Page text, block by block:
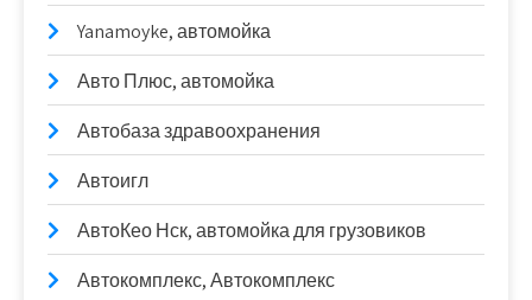
Yanamoyke, автомойка
Авто Плюс, автомойка
Автобаза здравоохранения
Автоигл
АвтоКео Нск, автомойка для грузовиков
Автокомплекс, Автокомплекс